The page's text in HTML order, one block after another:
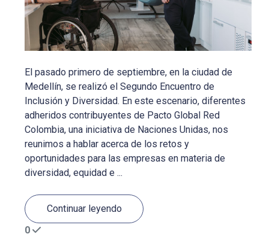
El pasado primero de septiembre, en la ciudad de
Medellín, se realizó el Segundo Encuentro de
Inclusión y Diversidad. En este escenario, diferentes
adheridos contribuyentes de Pacto Global Red
Colombia, una iniciativa de Naciones Unidas, nos
reunimos a hablar acerca de los retos y
oportunidades para las empresas en materia de
diversidad, equidad e ...
Continuar leyendo
0